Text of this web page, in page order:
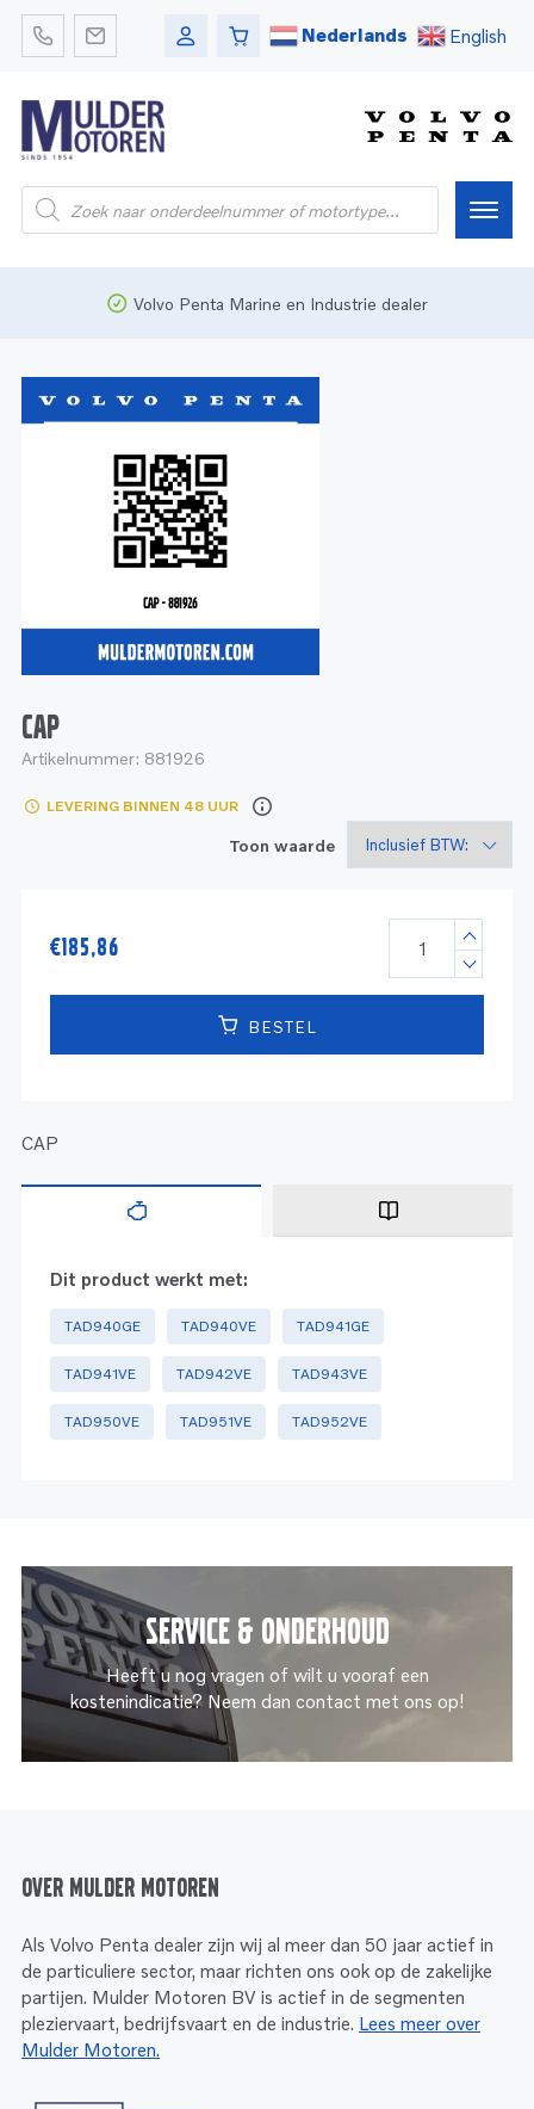
Nederlands English
Onderdelen
Bedrijfsvaart
Onderdelen
Motoren
Onderdelen
Service
Motoren
Service en onderhoud
Reman - Bedrijfsvaart
Volvo Penta Marine en Industrie dealer
CAP
Artikelnummer: 881926
LEVERING BINNEN 48 UUR
Toon waarde
€185,86
BESTEL
CAP
Dit product werkt met:
TAD940GE TAD940VE TAD941GE
TAD941VE TAD942VE TAD943VE
TAD950VE TAD951VE TAD952VE
Service & onderhoud
Heeft u nog vragen of wilt u vooraf een
kostenindicatie? Neem dan contact met ons op!
Over Mulder Motoren
Als Volvo Penta dealer zijn wij al meer dan 50 jaar actief in
de particuliere sector, maar richten ons ook op de zakelijke
partijen. Mulder Motoren BV is actief in de segmenten
pleziervaart, bedrijfsvaart en de industrie. Lees meer over
Mulder Motoren.